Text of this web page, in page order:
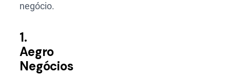
negócio.
1.
Aegro
Negócios